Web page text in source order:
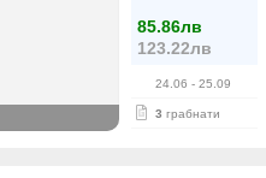
85.86лв
123.22лв
24.06 - 25.09
3 грабнати